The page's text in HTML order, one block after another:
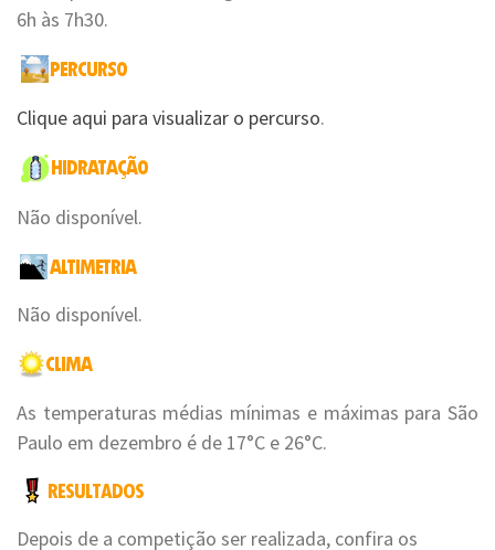
6h às 7h30.
Clique aqui para visualizar o percurso.
Não disponível.
Não disponível.
As temperaturas médias mínimas e máximas para São
Paulo em dezembro é de 17°C e 26°C.
Depois de a competição ser realizada, confira os